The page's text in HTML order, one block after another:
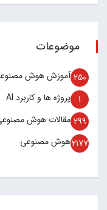
موضوعات
آموزش هوش 250
پروژه ها و کاربرد AI 1
مقالات هوش 299
هوش مصنوعی2177